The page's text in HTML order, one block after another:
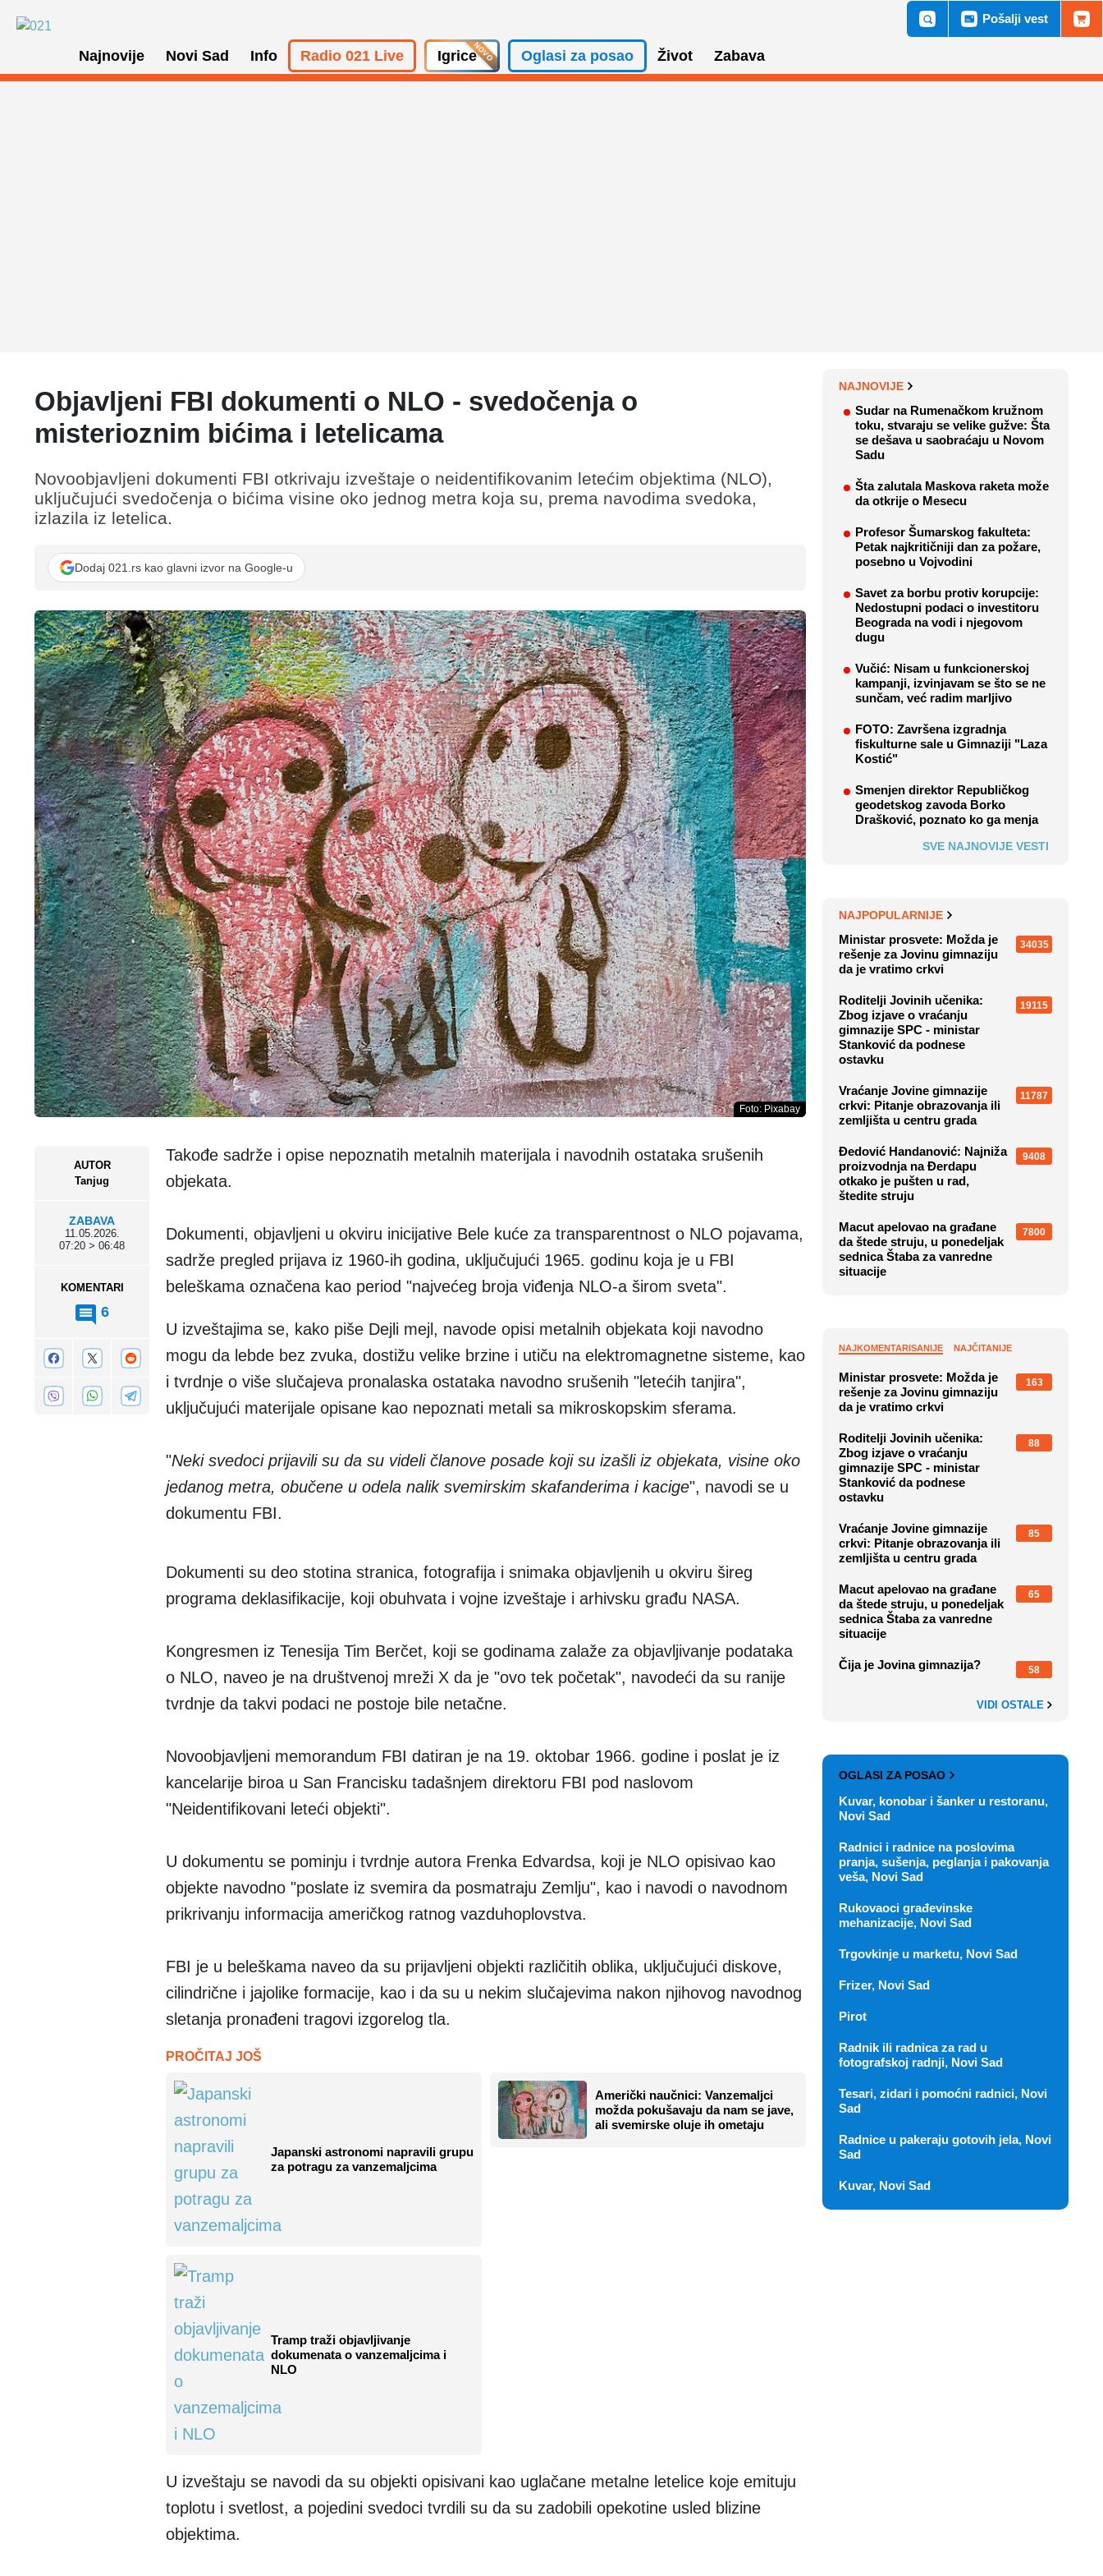
Najnovije Novi Sad Info Radio 021 Live Igrice Oglasi za posao Život Zabava
Pošalji vest
Objavljeni FBI dokumenti o NLO - svedočenja o
misterioznim bićima i letelicama
AUTOR
Tanjug
ZABAVA
11.05.2026.
07:20 > 06:48
KOMENTARI
6
Novoobjavljeni dokumenti FBI otkrivaju izveštaje o neidentifikovanim letećim objektima (NLO),
uključujući svedočenja o bićima visine oko jednog metra koja su, prema navodima svedoka,
izlazila iz letelica.
Dodaj 021.rs kao glavni izvor na Google-u
Foto: Pixabay
Takođe sadrže i opise nepoznatih metalnih materijala i navodnih ostataka srušenih
objekata.
Dokumenti, objavljeni u okviru inicijative Bele kuće za transparentnost o NLO pojavama,
sadrže pregled prijava iz 1960-ih godina, uključujući 1965. godinu koja je u FBI
beleškama označena kao period "najvećeg broja viđenja NLO-a širom sveta".
U izveštajima se, kako piše Dejli mejl, navode opisi metalnih objekata koji navodno
mogu da lebde bez zvuka, dostižu velike brzine i utiču na elektromagnetne sisteme, kao
i tvrdnje o više slučajeva pronalaska ostataka navodno srušenih "letećih tanjira",
uključujući materijale opisane kao nepoznati metali sa mikroskopskim sferama.
"Neki svedoci prijavili su da su videli članove posade koji su izašli iz objekata, visine oko
jedanog metra, obučene u odela nalik svemirskim skafanderima i kacige", navodi se u
dokumentu FBI.
Dokumenti su deo stotina stranica, fotografija i snimaka objavljenih u okviru šireg
programa deklasifikacije, koji obuhvata i vojne izveštaje i arhivsku građu NASA.
Kongresmen iz Tenesija Tim Berčet, koji se godinama zalaže za objavljivanje podataka
o NLO, naveo je na društvenoj mreži X da je "ovo tek početak", navodeći da su ranije
tvrdnje da takvi podaci ne postoje bile netačne.
Novoobjavljeni memorandum FBI datiran je na 19. oktobar 1966. godine i poslat je iz
kancelarije biroa u San Francisku tadašnjem direktoru FBI pod naslovom
"Neidentifikovani leteći objekti".
U dokumentu se pominju i tvrdnje autora Frenka Edvardsa, koji je NLO opisivao kao
objekte navodno "poslate iz svemira da posmatraju Zemlju", kao i navodi o navodnom
prikrivanju informacija američkog ratnog vazduhoplovstva.
FBI je u beleškama naveo da su prijavljeni objekti različitih oblika, uključujući diskove,
cilindrične i jajolike formacije, kao i da su u nekim slučajevima nakon njihovog navodnog
sletanja pronađeni tragovi izgorelog tla.
PROČITAJ JOŠ
Japanski astronomi napravili grupu
za potragu za vanzemaljcima
Američki naučnici: Vanzemaljci
možda pokušavaju da nam se jave,
ali svemirske oluje ih ometaju
Tramp traži objavljivanje
dokumenata o vanzemaljcima i
NLO
U izveštaju se navodi da su objekti opisivani kao uglačane metalne letelice koje emituju
toplotu i svetlost, a pojedini svedoci tvrdili su da su zadobili opekotine usled blizine
objektima.
NAJNOVIJE
Sudar na Rumenačkom kružnom
toku, stvaraju se velike gužve: Šta
se dešava u saobraćaju u Novom
Sadu
Šta zalutala Maskova raketa može
da otkrije o Mesecu
Profesor Šumarskog fakulteta:
Petak najkritičniji dan za požare,
posebno u Vojvodini
Savet za borbu protiv korupcije:
Nedostupni podaci o investitoru
Beograda na vodi i njegovom
dugu
Vučić: Nisam u funkcionerskoj
kampanji, izvinjavam se što se ne
sunčam, već radim marljivo
FOTO: Završena izgradnja
fiskulturne sale u Gimnaziji "Laza
Kostić"
Smenjen direktor Republičkog
geodetskog zavoda Borko
Drašković, poznato ko ga menja
SVE NAJNOVIJE VESTI
NAJPOPULARNIJE
Ministar prosvete: Možda je
rešenje za Jovinu gimnaziju
da je vratimo crkvi
34035
Roditelji Jovinih učenika:
Zbog izjave o vraćanju
gimnazije SPC - ministar
Stanković da podnese
ostavku
19115
Vraćanje Jovine gimnazije
crkvi: Pitanje obrazovanja ili
zemljišta u centru grada
11787
Đedović Handanović: Najniža
proizvodnja na Đerdapu
otkako je pušten u rad,
štedite struju
9408
Macut apelovao na građane
da štede struju, u ponedeljak
sednica Štaba za vanredne
situacije
7800
NAJKOMENTARISANIJE NAJČITANIJE
Ministar prosvete: Možda je
rešenje za Jovinu gimnaziju
da je vratimo crkvi
163
Roditelji Jovinih učenika:
Zbog izjave o vraćanju
gimnazije SPC - ministar
Stanković da podnese
ostavku
88
Vraćanje Jovine gimnazije
crkvi: Pitanje obrazovanja ili
zemljišta u centru grada
85
Macut apelovao na građane
da štede struju, u ponedeljak
sednica Štaba za vanredne
situacije
65
Čija je Jovina gimnazija? 58
VIDI OSTALE
OGLASI ZA POSAO
Kuvar, konobar i šanker u restoranu,
Novi Sad
Radnici i radnice na poslovima
pranja, sušenja, peglanja i pakovanja
veša, Novi Sad
Rukovaoci građevinske
mehanizacije, Novi Sad
Trgovkinje u marketu, Novi Sad
Frizer, Novi Sad
Pirot
Radnik ili radnica za rad u
fotografskoj radnji, Novi Sad
Tesari, zidari i pomoćni radnici, Novi
Sad
Radnice u pakeraju gotovih jela, Novi
Sad
Kuvar, Novi Sad